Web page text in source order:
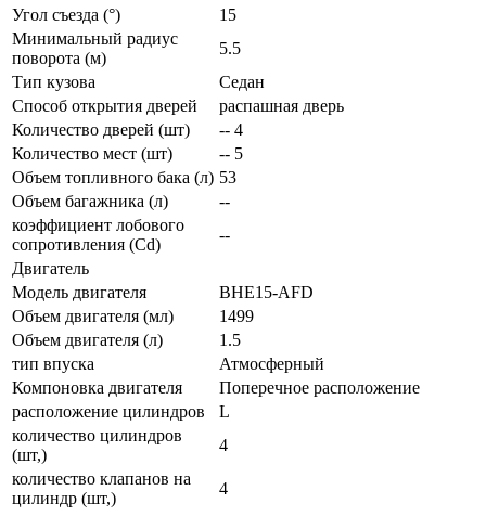
Угол съезда (°)
15
Минимальный радиус
поворота (м)
5.5
Тип кузова
Седан
Способ открытия дверей
распашная дверь
Количество дверей (шт)
-- 4
Количество мест (шт)
-- 5
Объем топливного бака (л) 53
Объем багажника (л)
--
коэффициент лобового
сопротивления (Cd)
--
Двигатель
Модель двигателя
BHE15-AFD
Объем двигателя (мл)
1499
Объем двигателя (л)
1.5
тип впуска
Атмосферный
Компоновка двигателя
Поперечное расположение
расположение цилиндров
L
количество цилиндров
(шт,)
4
количество клапанов на
цилиндр (шт,)
4